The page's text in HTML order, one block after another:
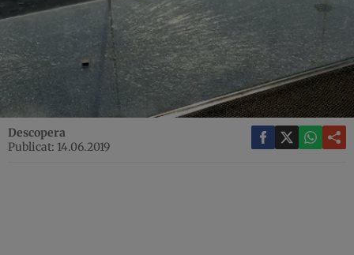
Descopera
Publicat: 14.06.2019